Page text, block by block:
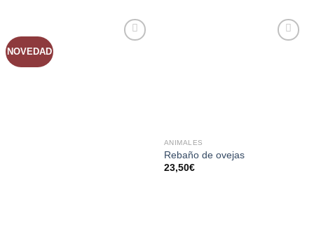
NOVEDAD
ANIMALES
Rebaño de ovejas
23,50€